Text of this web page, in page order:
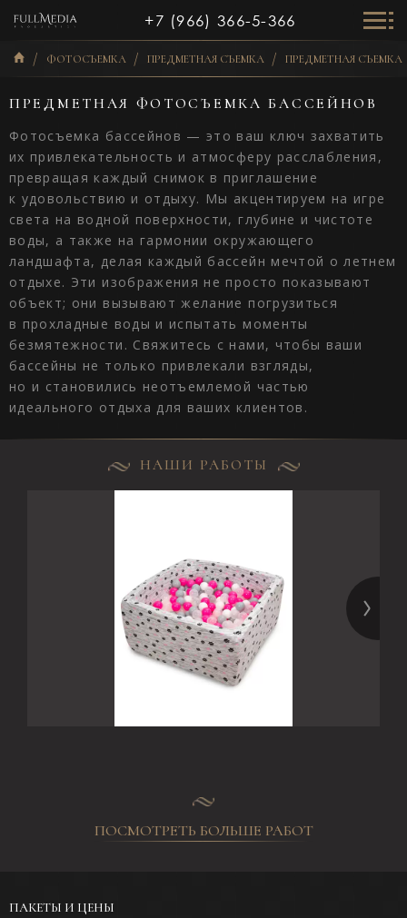
+7 (966) 366-5-366
ФОТОСЪЕМКА ПРЕДМЕТНАЯ СЪЕМКА ПРЕДМЕТНАЯ СЪЕМКА
ПРЕДМЕТНАЯ ФОТОСЪЕМКА БАССЕЙНОВ
Фотосъемка бассейнов — это ваш ключ захватить
их привлекательность и атмосферу расслабления,
превращая каждый снимок в приглашение
к удовольствию и отдыху. Мы акцентируем на игре
света на водной поверхности, глубине и чистоте
воды, а также на гармонии окружающего
ландшафта, делая каждый бассейн мечтой о летнем
отдыхе. Эти изображения не просто показывают
объект; они вызывают желание погрузиться
в прохладные воды и испытать моменты
безмятежности. Свяжитесь с нами, чтобы ваши
бассейны не только привлекали взгляды,
но и становились неотъемлемой частью
идеального отдыха для ваших клиентов.
НАШИ РАБОТЫ
ПОСМОТРЕТЬ БОЛЬШЕ РАБОТ
ПАКЕТЫ И ЦЕНЫ